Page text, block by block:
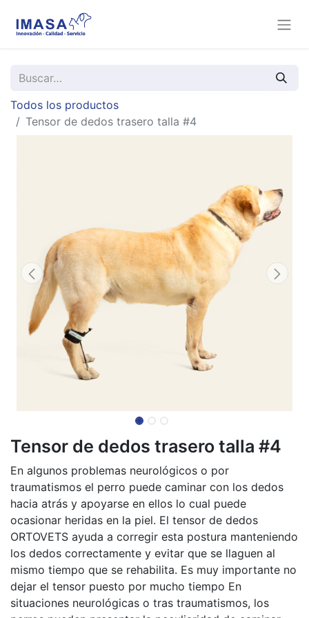
Todos los productos
Tensor de dedos trasero talla #4
Tensor de dedos trasero talla #4
En algunos problemas neurológicos o por
traumatismos el perro puede caminar con los dedos
hacia atrás y apoyarse en ellos lo cual puede
ocasionar heridas en la piel. El tensor de dedos
ORTOVETS ayuda a corregir esta postura manteniendo
los dedos correctamente y evitar que se llaguen al
mismo tiempo que se rehabilita. Es muy importante no
dejar el tensor puesto por mucho tiempo En
situaciones neurológicas o tras traumatismos, los